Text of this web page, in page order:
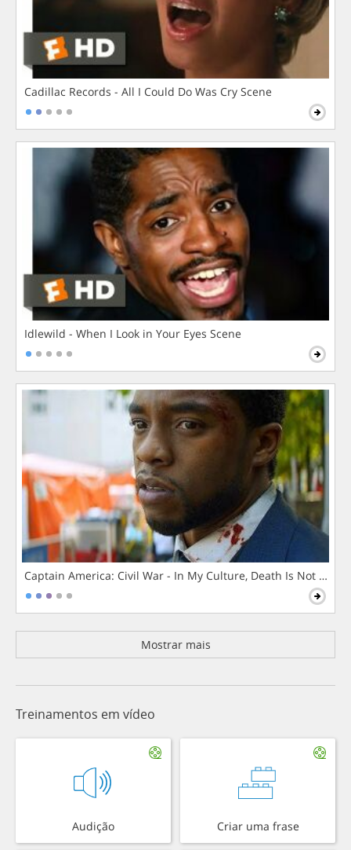
Cadillac Records - All I Could Do Was Cry Scene
Idlewild - When I Look in Your Eyes Scene
Captain America: Civil War - In My Culture, Death Is Not The
Mostrar mais
Treinamentos em vídeo
Audição Criar uma frase